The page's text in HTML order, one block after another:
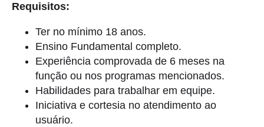
Requisitos:
Ter no mínimo 18 anos.
Ensino Fundamental completo.
Experiência comprovada de 6 meses na
função ou nos programas mencionados.
Habilidades para trabalhar em equipe.
Iniciativa e cortesia no atendimento ao
usuário.